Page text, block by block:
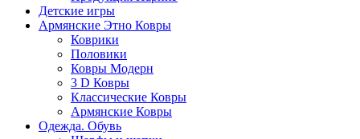
Детские игры
Армянские Этно Ковры
Коврики
Половики
Ковры Модерн
3 D Ковры
Классические Ковры
Армянские Ковры
Одежда. Обувь